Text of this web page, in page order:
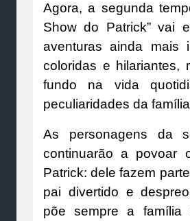
Agora, a segunda
Show do Patrick” vai
aventuras ainda mais
coloridas e hilariantes,
fundo na vida
peculiaridades da
As personagens da
continuarão a povoar
Patrick: dele fazem
pai divertido e
põe sempre a família